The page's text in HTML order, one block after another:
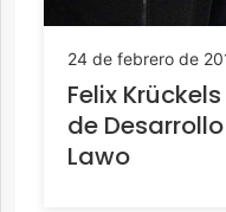
24 de febrero de
Felix
de
Lawo